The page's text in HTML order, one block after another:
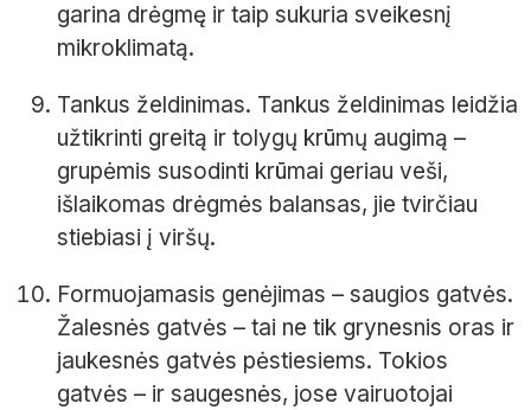
garina drėgmę ir taip sukuria sveikesnį
mikroklimatą.
Tankus želdinimas. Tankus želdinimas leidžia
užtikrinti greitą ir tolygų krūmų augimą –
grupėmis susodinti krūmai geriau veši,
išlaikomas drėgmės balansas, jie tvirčiau
stiebiasi į viršų.
Formuojamasis genėjimas – saugios gatvės.
Žalesnės gatvės – tai ne tik grynesnis oras ir
jaukesnės gatvės pėstiesiems. Tokios
gatvės – ir saugesnės, jose vairuotojai